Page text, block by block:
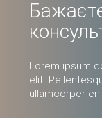
Lorem ipsum
elit.
ullamcorper